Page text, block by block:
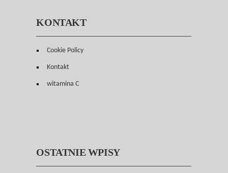
KONTAKT
Cookie Policy
Kontakt
witamina C
OSTATNIE WPISY